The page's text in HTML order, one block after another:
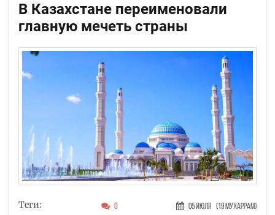
В Казахстане переименовали
главную мечеть страны
Теги: 0 05 Июля (19 Мухаррам)